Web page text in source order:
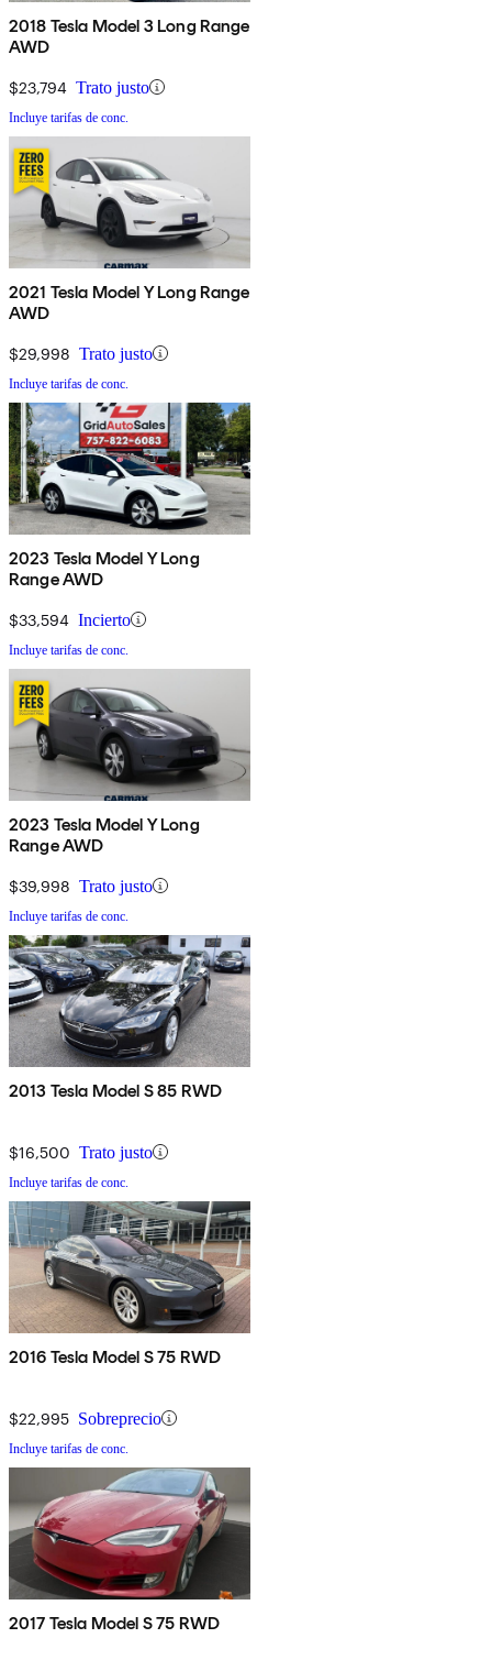
2018 Tesla Model 3 Long Range
AWD
$23,794 Trato justo
Incluye tarifas de conc.
2021 Tesla Model Y Long Range
AWD
$29,998 Trato justo
Incluye tarifas de conc.
2023 Tesla Model Y Long
Range AWD
$33,594 Incierto
Incluye tarifas de conc.
2023 Tesla Model Y Long
Range AWD
$39,998 Trato justo
Incluye tarifas de conc.
2013 Tesla Model S 85 RWD
$16,500 Trato justo
Incluye tarifas de conc.
2016 Tesla Model S 75 RWD
$22,995 Sobreprecio
Incluye tarifas de conc.
2017 Tesla Model S 75 RWD